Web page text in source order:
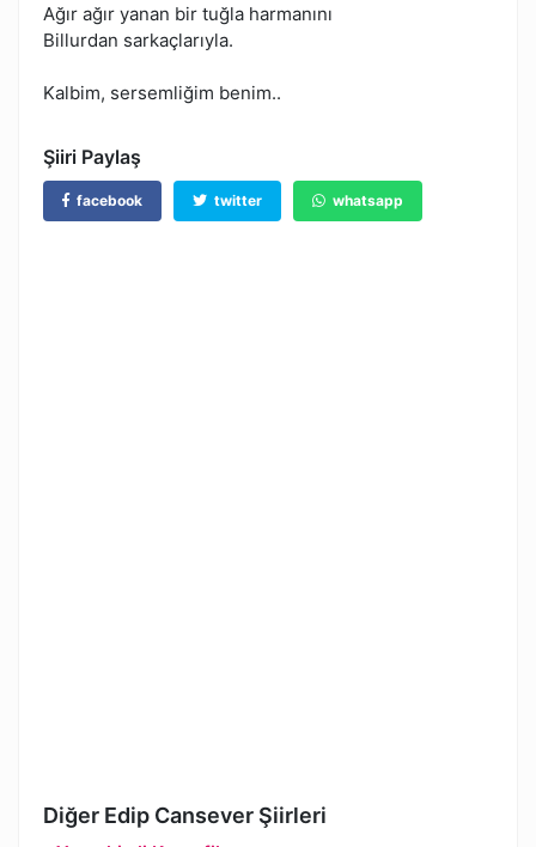
Ağır ağır yanan bir tuğla harmanını
Billurdan sarkaçlarıyla.
Kalbim, sersemliğim benim..
Şiiri Paylaş
facebook twitter whatsapp
Diğer Edip Cansever Şiirleri